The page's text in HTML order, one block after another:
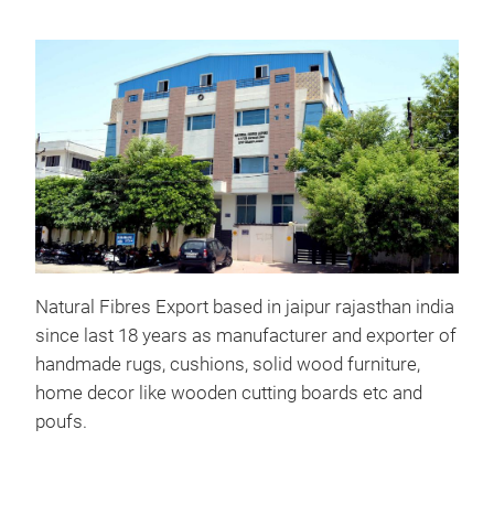
Natural Fibres Export based in jaipur rajasthan india
since last 18 years as manufacturer and exporter of
handmade rugs, cushions, solid wood furniture,
home decor like wooden cutting boards etc and
poufs.